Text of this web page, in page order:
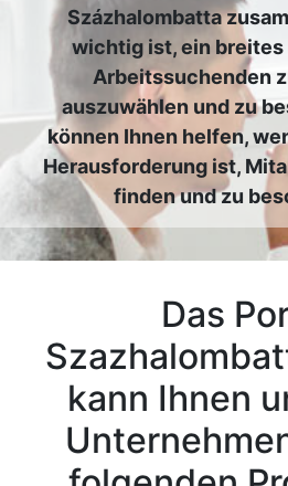
Százhalombatta
wichtig ist, ein breites
Arbeitssuchenden
auszuwählen und zu
können Ihnen helfen,
Herausforderung ist,
finden und zu
Das
kann Ihnen